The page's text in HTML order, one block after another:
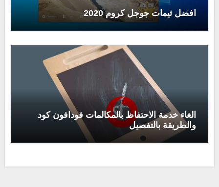
افضل ثيمات جوجل كروم 2020
الغاء خدمة الاحتفاظ بالمكالمات فودافون كود
والطريقة بالتفصيل